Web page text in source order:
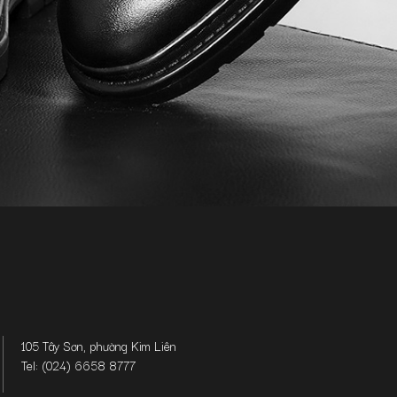
105 Tây Sơn, phường Kim Liên
Tel: (024) 6658 8777